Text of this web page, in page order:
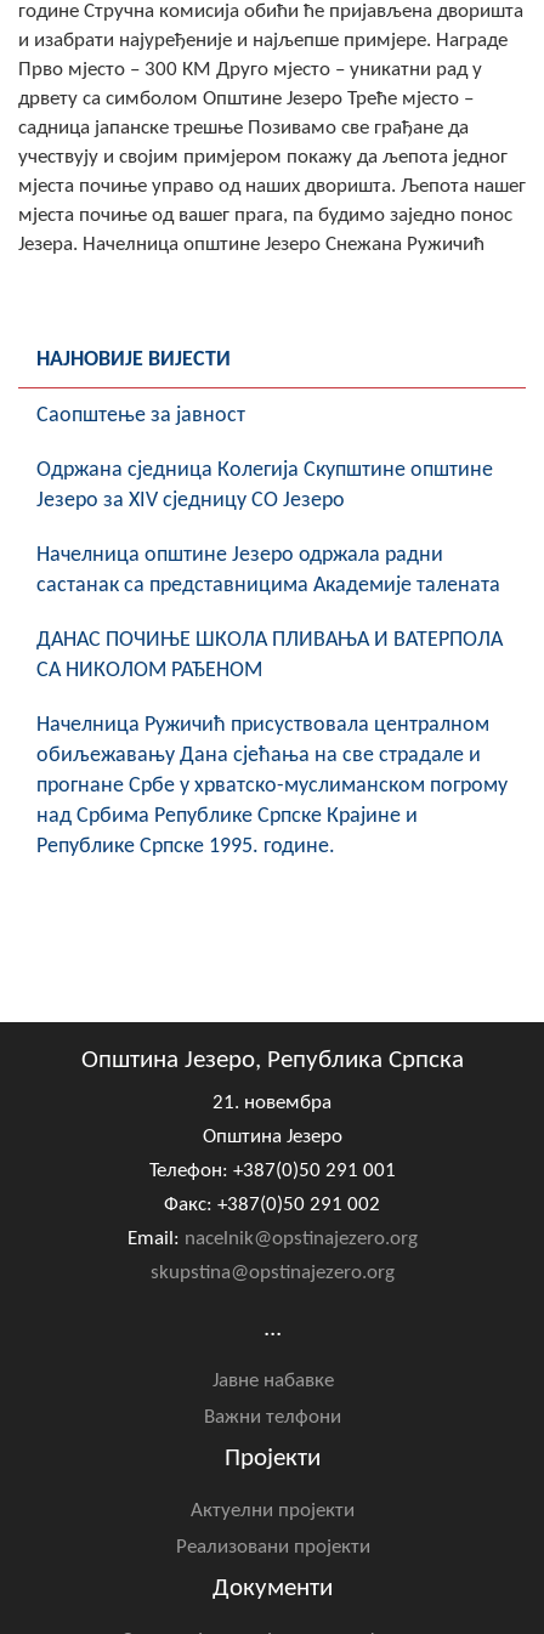
COVID 19
Геоистраживања
ФИНАНСИЈЕ
ПРИВРЕДА
Пољопривреда
ЦИВИЛНА ЗАШТИТА
године Стручна комисија обићи ће пријављена дворишта
и изабрати најуређеније и најљепше примјере. Награде
Прво мјесто – 300 КМ Друго мјесто – уникатни рад у
дрвету са симболом Општине Језеро Треће мјесто –
садница јапанске трешње Позивамо све грађане да
учествују и својим примјером покажу да љепота једног
мјеста почиње управо од наших дворишта. Љепота нашег
мјеста почиње од вашег прага, па будимо заједно понос
Језера. Начелница општине Језеро Снежана Ружичић
НАЈНОВИЈЕ ВИЈЕСТИ
Саопштење за јавност
Oдржана сједница Колегија Скупштине општине
Језеро за XIV сједницу СО Језеро
Начелница општине Језеро одржала радни
састанак са представницима Академије талената
ДАНАС ПОЧИЊЕ ШКОЛА ПЛИВАЊА И ВАТЕРПОЛА
СА НИКОЛОМ РАЂЕНОМ
Начелница Ружичић присуствовала централном
обиљежавању Дана сјећања на све страдале и
прогнане Србе у хрватско-муслиманском погрому
над Србима Републике Српске Крајине и
Републике Српске 1995. године.
Општина Језеро, Република Српска
21. новембра
Општина Језеро
Телефон: +387(0)50 291 001
Факс: +387(0)50 291 002
Email: nacelnik@opstinajezero.org
skupstina@opstinajezero.org
...
Јавне набавке
Важни телфони
Пројекти
Актуелни пројекти
Реализовани пројекти
Документи